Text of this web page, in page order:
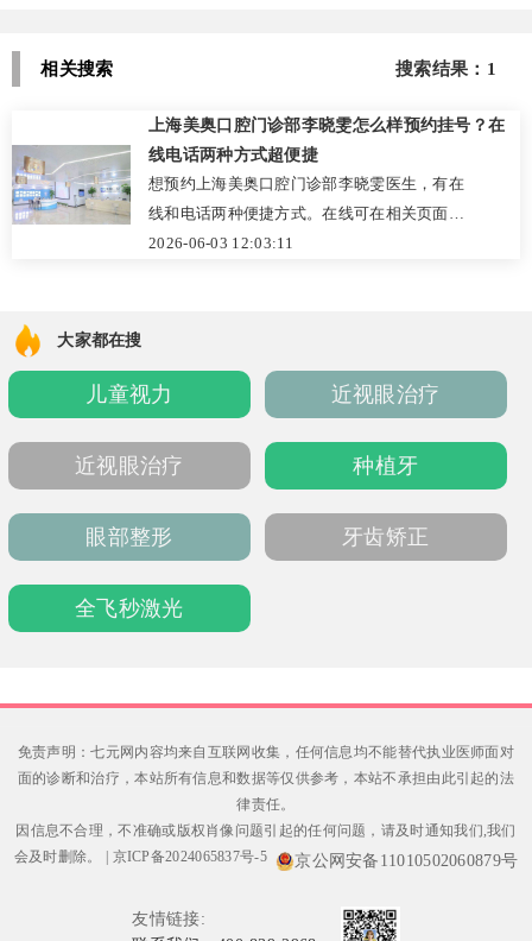
相关搜索 搜索结果：1
上海美奥口腔门诊部李晓雯怎么样预约挂号？在
线电话两种方式超便捷
想预约上海美奥口腔门诊部李晓雯医生，有在
线和电话两种便捷方式。在线可在相关页面对
话框填写信息，会有专人联系确认时间；电话
高诊断和治疗水平，全方位消毒。医生团队实
力强，能定制个性化方案，提供种植牙、牙齿
矫正等服务，植体高端有质保，矫正技术独
特，为患者解决口腔问题。
2026-06-03 12:03:11
大家都在搜
儿童视力 近视眼治疗
近视眼治疗 种植牙
眼部整形 牙齿矫正
全飞秒激光
免责声明：七元网内容均来自互联网收集，任何信息均不能替代执业医师面对
面的诊断和治疗，本站所有信息和数据等仅供参考，本站不承担由此引起的法
律责任。
因信息不合理，不准确或版权肖像问题引起的任何问题，请及时通知我们,我们
会及时删除。
京ICP备2024065837号-5 京公网安备11010502060879号
友情链接: